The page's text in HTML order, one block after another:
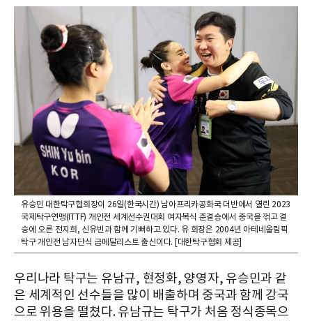
유승민 대한탁구협회장이 26일(한국시간) 남아프리카공화국 더반에서 열린 2023
국제탁구연맹(ITTF) 개인전 세계선수권대회 여자복식 준결승에서 중국을 꺾고 결
승에 오른 전지희, 신유빈과 함께 기뻐하고 있다. 유 회장은 2004년 아테네올림픽
탁구 개인전 남자단식 금메달리스트 출신이다. [대한탁구협회 제공]
우리나라 탁구는 유남규, 현정화, 양영자, 유승민과 같
은 세계적인 선수들을 많이 배출하며 중국과 함께 강국
으로 위용을 떨쳤다. 유남규는 탁구가 처음 정식종목으